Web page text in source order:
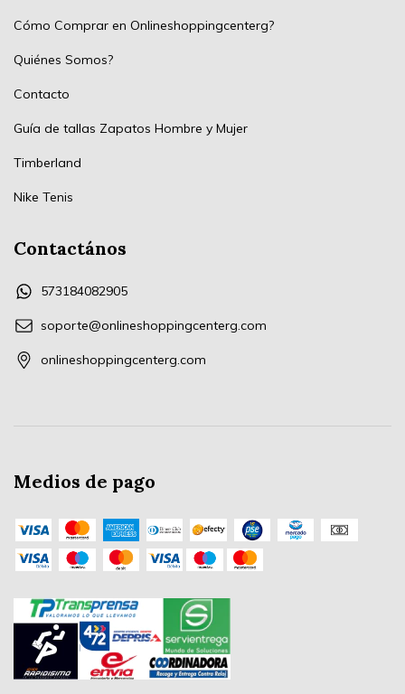
Cómo Comprar en Onlineshoppingcenterg?
Quiénes Somos?
Contacto
Guía de tallas Zapatos Hombre y Mujer
Timberland
Nike Tenis
Contactános
573184082905
soporte@onlineshoppingcenterg.com
onlineshoppingcenterg.com
Medios de pago